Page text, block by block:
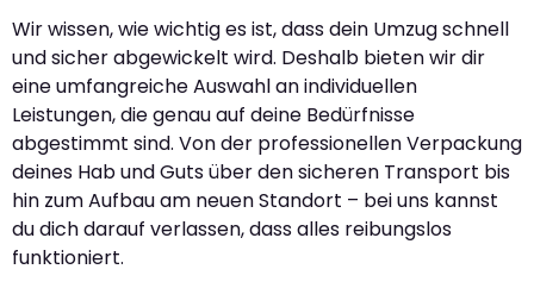
Wir wissen, wie wichtig es ist, dass dein Umzug schnell
und sicher abgewickelt wird. Deshalb bieten wir dir
eine umfangreiche Auswahl an individuellen
Leistungen, die genau auf deine Bedürfnisse
abgestimmt sind. Von der professionellen Verpackung
deines Hab und Guts über den sicheren Transport bis
hin zum Aufbau am neuen Standort – bei uns kannst
du dich darauf verlassen, dass alles reibungslos
funktioniert.